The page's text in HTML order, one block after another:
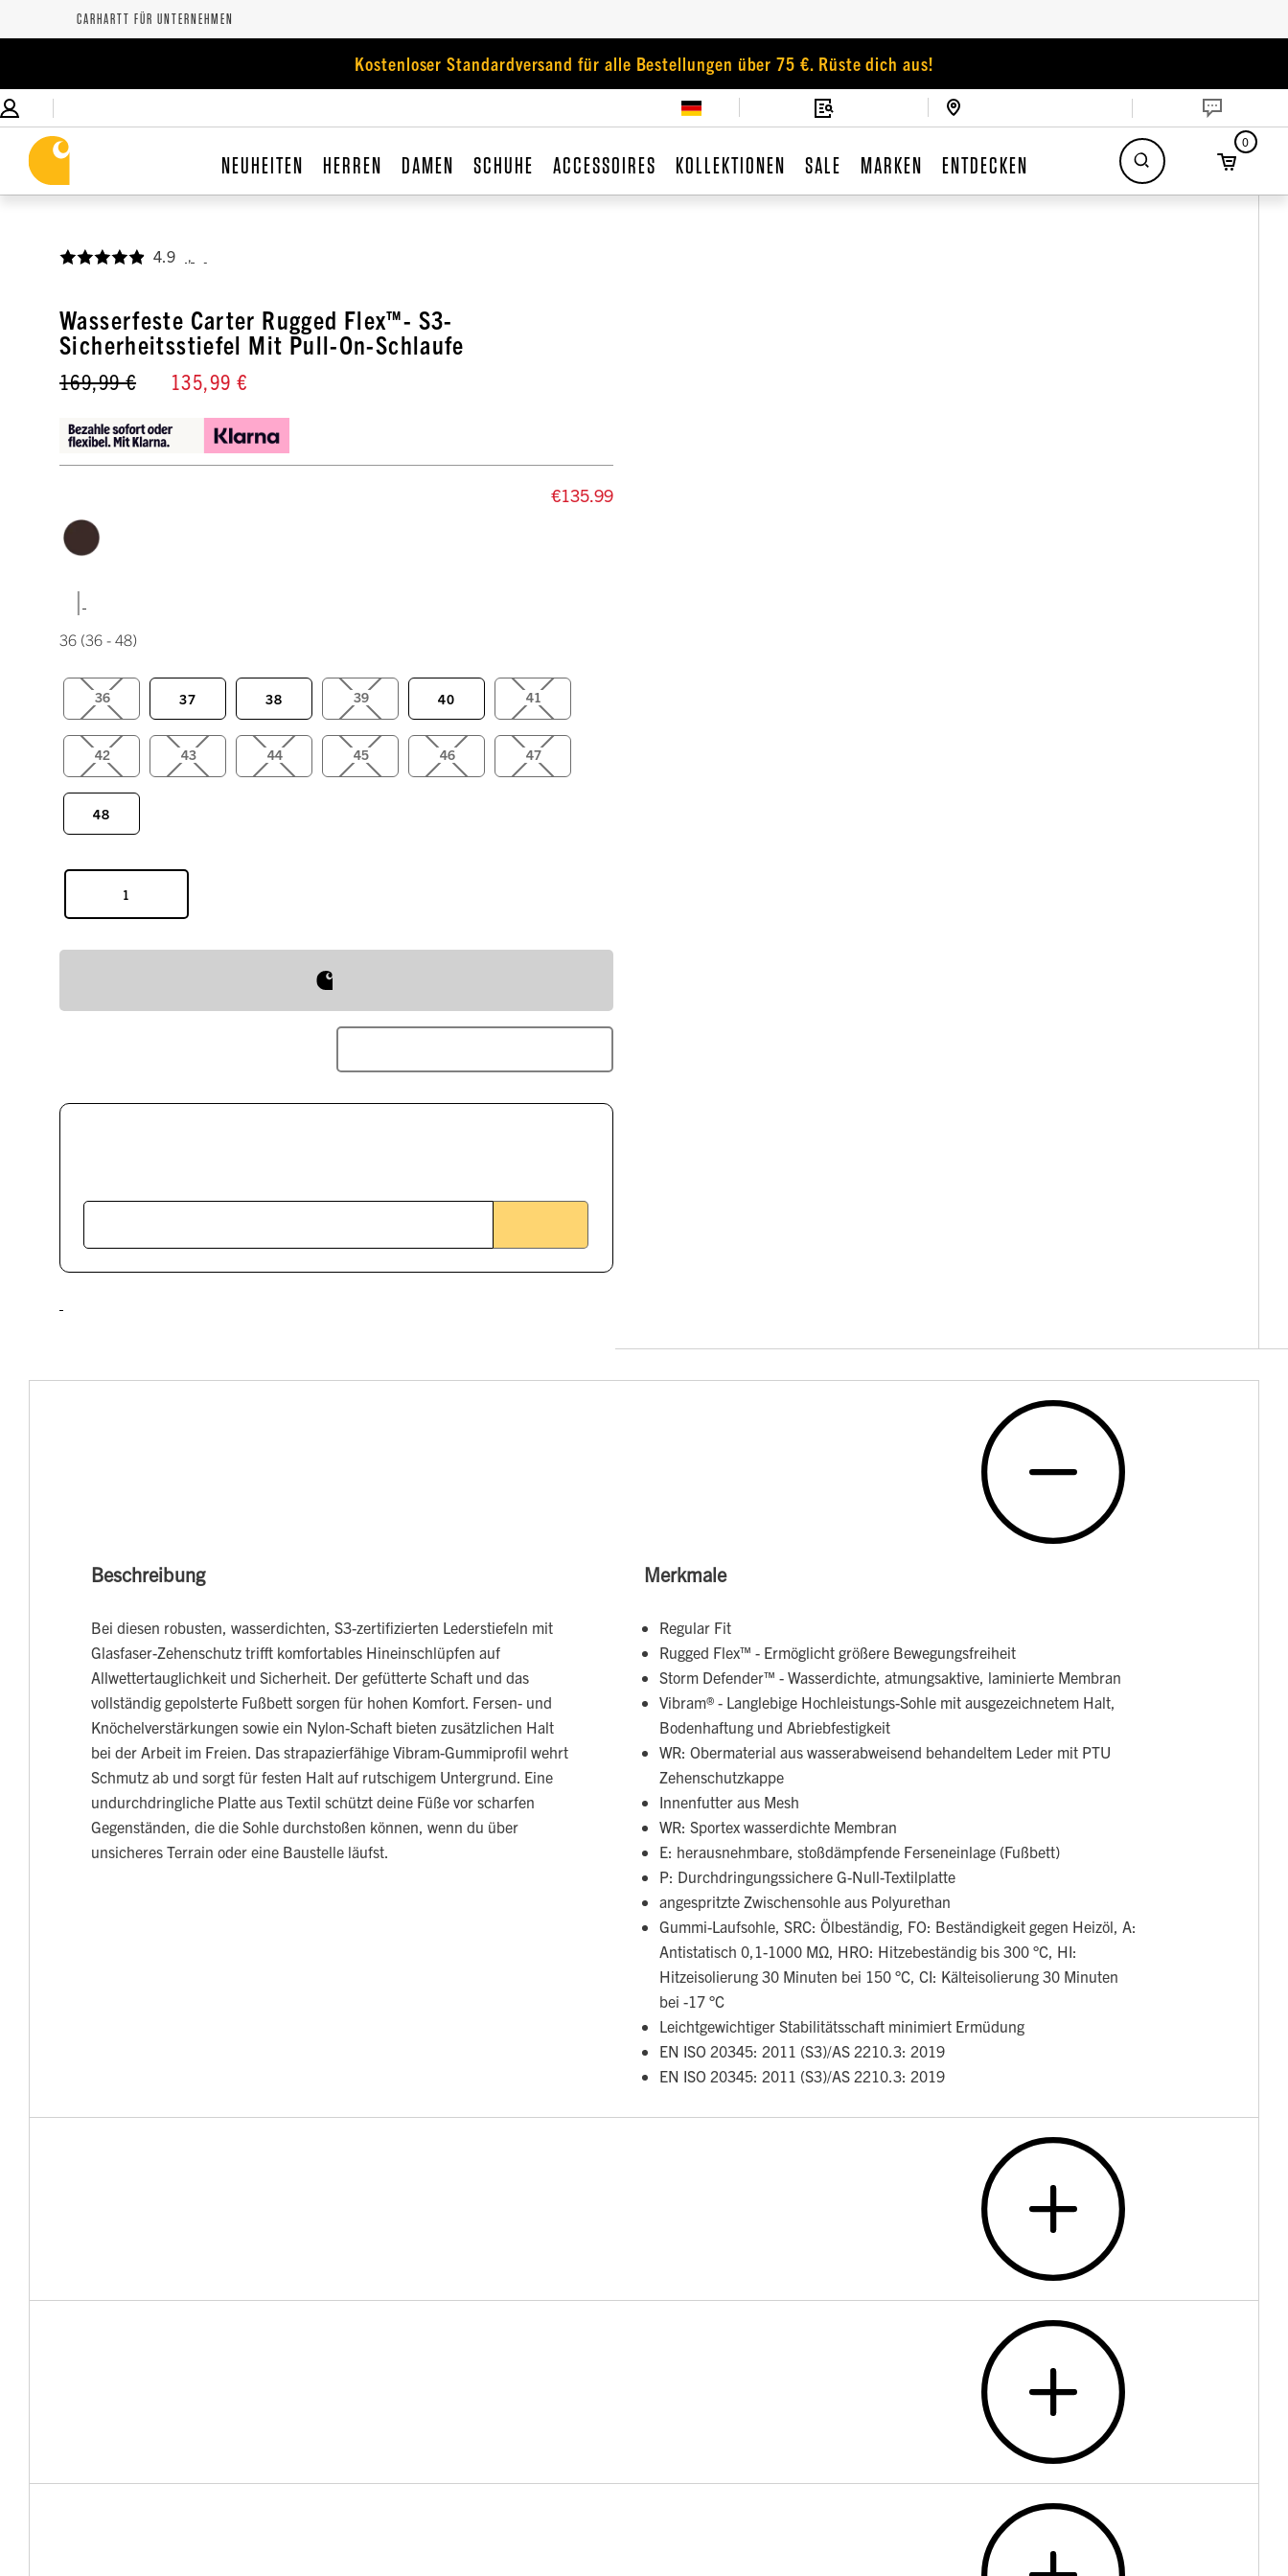
CARHARTT FÜR UNTERNEHMEN
Kostenloser Standardversand für alle Bestellungen über 75 €. Rüste dich aus!
NEUHEITEN HERREN DAMEN SCHUHE ACCESSOIRES KOLLEKTIONEN SALE MARKEN ENTDECKEN
0
4.9
Wasserfeste Carter Rugged Flex™- S3-
Sicherheitsstiefel Mit Pull-On-Schlaufe
169,99 € 135,99 €
€135.99
|
36 (36 - 48)
36 37 38 39 40 41
42 43 44 45 46 47
48
Beschreibung
Bei diesen robusten, wasserdichten, S3-zertifizierten Lederstiefeln mit
Glasfaser-Zehenschutz trifft komfortables Hineinschlüpfen auf
Allwettertauglichkeit und Sicherheit. Der gefütterte Schaft und das
vollständig gepolsterte Fußbett sorgen für hohen Komfort. Fersen- und
Knöchelverstärkungen sowie ein Nylon-Schaft bieten zusätzlichen Halt
bei der Arbeit im Freien. Das strapazierfähige Vibram-Gummiprofil wehrt
Schmutz ab und sorgt für festen Halt auf rutschigem Untergrund. Eine
undurchdringliche Platte aus Textil schützt deine Füße vor scharfen
Gegenständen, die die Sohle durchstoßen können, wenn du über
unsicheres Terrain oder eine Baustelle läufst.
Merkmale
Regular Fit
Rugged Flex™ - Ermöglicht größere Bewegungsfreiheit
Storm Defender™ - Wasserdichte, atmungsaktive, laminierte Membran
Vibram® - Langlebige Hochleistungs-Sohle mit ausgezeichnetem Halt,
Bodenhaftung und Abriebfestigkeit
WR: Obermaterial aus wasserabweisend behandeltem Leder mit PTU
Zehenschutzkappe
Innenfutter aus Mesh
WR: Sportex wasserdichte Membran
E: herausnehmbare, stoßdämpfende Ferseneinlage (Fußbett)
P: Durchdringungssichere G-Null-Textilplatte
angespritzte Zwischensohle aus Polyurethan
Gummi-Laufsohle, SRC: Ölbeständig, FO: Beständigkeit gegen Heizöl, A:
Antistatisch 0,1-1000 MΩ, HRO: Hitzebeständig bis 300 °C, HI:
Hitzeisolierung 30 Minuten bei 150 °C, CI: Kälteisolierung 30 Minuten
bei -17 °C
Leichtgewichtiger Stabilitätsschaft minimiert Ermüdung
EN ISO 20345: 2011 (S3)/AS 2210.3: 2019
EN ISO 20345: 2011 (S3)/AS 2210.3: 2019